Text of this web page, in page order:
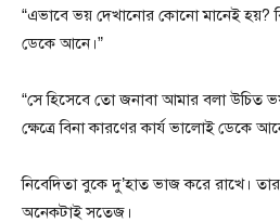
“এভাবে ভয় দেখানোর কোনো মানেই হয়?
ডেকে আনে।”
“সে হিসেবে তো জনাবা আমার বলা উচিত
ক্ষেত্রে বিনা কারণের কার্য ভালোই ডেকে
নিবেদিতা বুকে দু’হাত ভাজ করে রাখে।
অনেকটাই সতেজ।